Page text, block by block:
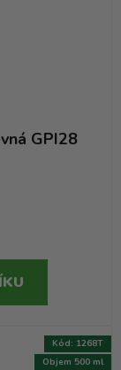
GPI28
Objem 500 ml
Kód: 1268T